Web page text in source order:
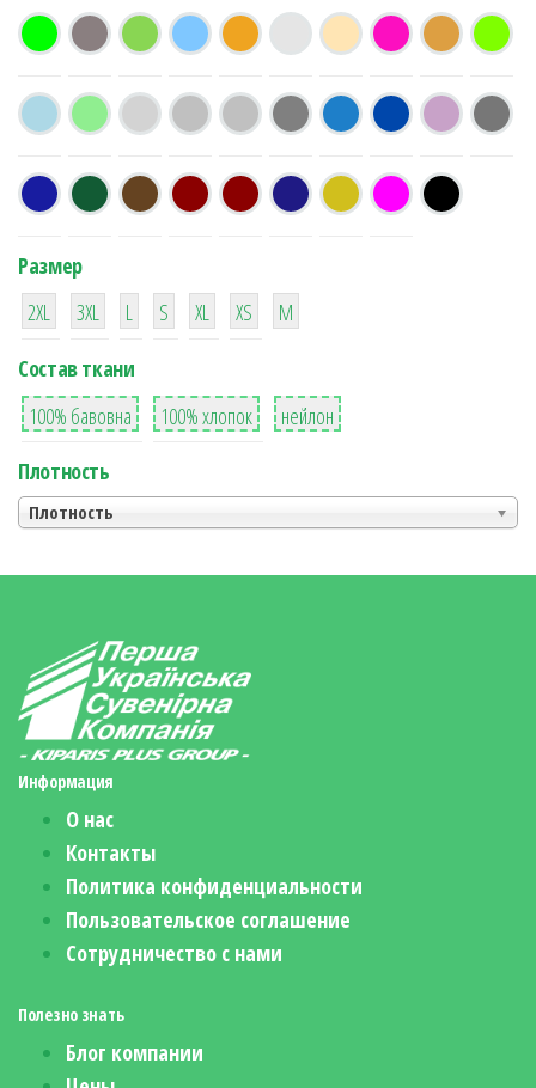
Размер
38
2XL
16
3XL
42
L
42
S
42
XL XS
М
Состав ткани
8
100% бавовна
36
100% хлопок
2
нейлон
Плотность
Плотность
Информация
О нас
Контакты
Политика конфиденциальности
Пользовательское соглашение
Сотрудничество с нами
Полезно знать
Блог компании